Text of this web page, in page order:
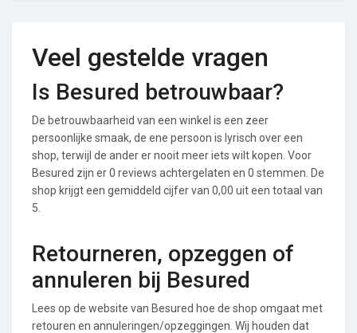
Veel gestelde vragen
Is Besured betrouwbaar?
De betrouwbaarheid van een winkel is een zeer
persoonlijke smaak, de ene persoon is lyrisch over een
shop, terwijl de ander er nooit meer iets wilt kopen. Voor
Besured zijn er 0 reviews achtergelaten en 0 stemmen. De
shop krijgt een gemiddeld cijfer van 0,00 uit een totaal van
5.
Retourneren, opzeggen of
annuleren bij Besured
Lees op de website van Besured hoe de shop omgaat met
retouren en annuleringen/opzeggingen. Wij houden dat